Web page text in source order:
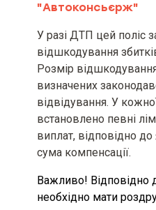
У разі зміни
його
договір
зберігає
строку його
обов’язки
переходять
зазначеного
Інформація
Підстави та
регламентної
"Автоконсьєрж"
У разі ДТП цей поліс
відшкодування
Розмір
визначених
відвідування. У
встановлено певні
виплат, відповідно
сума компенсації.
Важливо!
необхідно мати